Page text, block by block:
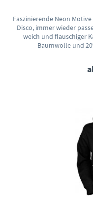
Faszinierende Neon
Disco, immer wieder
weich und flauschiger
Baumwolle und